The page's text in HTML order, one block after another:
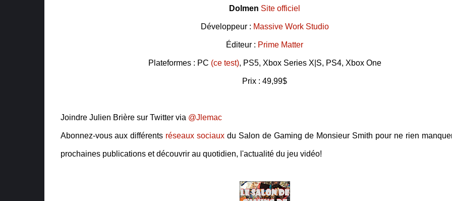
Dolmen Site officiel
Développeur : Massive Work Studio
Éditeur : Prime Matter
Plateformes : PC (ce test), PS5, Xbox Series X|S, PS4, Xbox One
Prix : 49,99$
Joindre Julien Brière sur Twitter via @Jlemac
Abonnez-vous aux différents réseaux sociaux du Salon de Gaming de Monsieur Smith pour ne rien
prochaines publications et découvrir au quotidien, l'actualité du jeu vidéo!